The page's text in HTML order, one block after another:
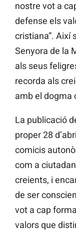
nostre vot a
defense els
cristiana”. Així
Senyora de la
als seus
recorda als
amb el dogma
La publicació
proper 28
comicis
com a
creients, i
de ser
vot a cap
valors que